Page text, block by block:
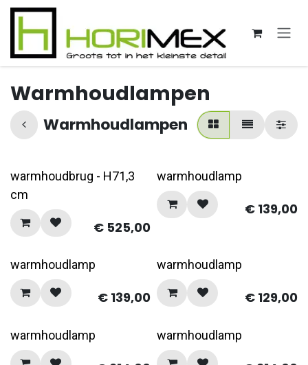
Overslaan naar inhoud
Warmhoudlampen
Warmhoudlampen
warmhoudbrug - H71,3
cm
€ 525,00
warmhoudlamp
€ 139,00
warmhoudlamp
€ 139,00
warmhoudlamp
€ 129,00
warmhoudlamp warmhoudlamp